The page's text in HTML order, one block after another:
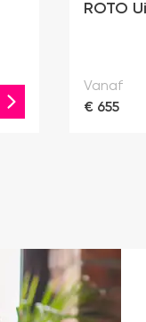
ROTO
Vanaf
€ 655